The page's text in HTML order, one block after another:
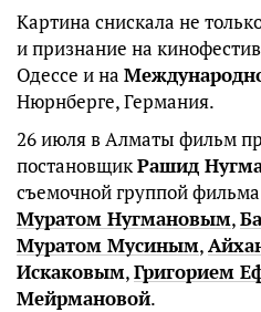
Картина снискала не
и признание на
Одессе и на
Нюрнберге, Германия.
26 июля в Алматы фильм
постановщикРашид
съемочной группой
Муратом Нугмановым,
Муратом Мусиным,
Искаковым,Григорием
Мейрмановой.